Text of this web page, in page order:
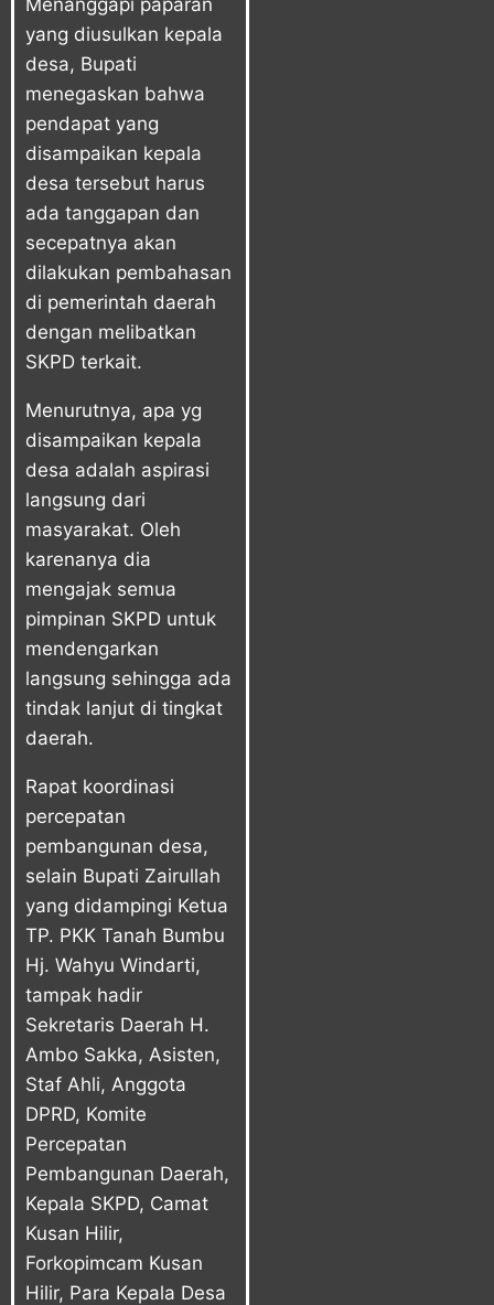
Menanggapi paparan
yang diusulkan kepala
desa, Bupati
menegaskan bahwa
pendapat yang
disampaikan kepala
desa tersebut harus
ada tanggapan dan
secepatnya akan
dilakukan pembahasan
di pemerintah daerah
dengan melibatkan
SKPD terkait.
Menurutnya, apa yg
disampaikan kepala
desa adalah aspirasi
langsung dari
masyarakat. Oleh
karenanya dia
mengajak semua
pimpinan SKPD untuk
mendengarkan
langsung sehingga ada
tindak lanjut di tingkat
daerah.
Rapat koordinasi
percepatan
pembangunan desa,
selain Bupati Zairullah
yang didampingi Ketua
TP. PKK Tanah Bumbu
Hj. Wahyu Windarti,
tampak hadir
Sekretaris Daerah H.
Ambo Sakka, Asisten,
Staf Ahli, Anggota
DPRD, Komite
Percepatan
Pembangunan Daerah,
Kepala SKPD, Camat
Kusan Hilir,
Forkopimcam Kusan
Hilir, Para Kepala Desa